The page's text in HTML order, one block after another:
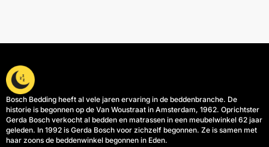
Bosch Bedding heeft al vele jaren ervaring in de beddenbranche. De
historie is begonnen op de Van Woustraat in Amsterdam, 1962. Oprichtster
Gerda Bosch verkocht al bedden en matrassen in een meubelwinkel 62 jaar
geleden. In 1992 is Gerda Bosch voor zichzelf begonnen. Ze is samen met
haar zoons de beddenwinkel begonnen in Eden.